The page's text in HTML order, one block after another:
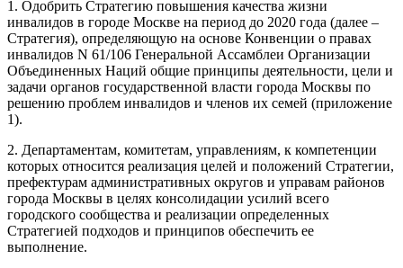
1. Одобрить Стратегию повышения качества жизни
инвалидов в городе Москве на период до 2020 года (далее –
Стратегия), определяющую на основе Конвенции о правах
инвалидов N 61/106 Генеральной Ассамблеи Организации
Объединенных Наций общие принципы деятельности, цели и
задачи органов государственной власти города Москвы по
решению проблем инвалидов и членов их семей (приложение
1).
2. Департаментам, комитетам, управлениям, к компетенции
которых относится реализация целей и положений Стратегии,
префектурам административных округов и управам районов
города Москвы в целях консолидации усилий всего
городского сообщества и реализации определенных
Стратегией подходов и принципов обеспечить ее
выполнение.